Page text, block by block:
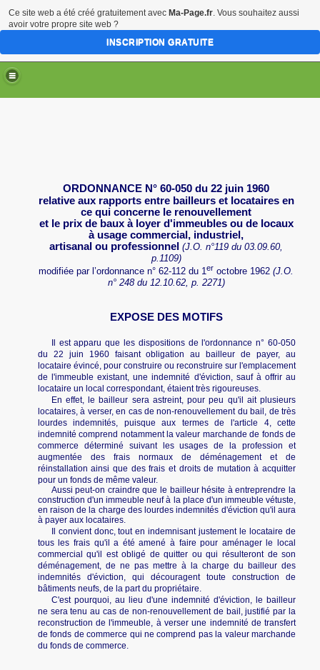
ORDONNANCE N° 60‑050 du 22 juin 1960
relative aux rapports entre bailleurs et locataires en
ce qui concerne le renouvellement
et le prix de baux à loyer d'immeubles ou de locaux
à usage commercial, industriel,
artisanal ou professionnel(J.O. n°119 du 03.09.60,
p.1109)
modifiée par l’ordonnance n° 62-112 du 1er octobre 1962(J.O.
n° 248 du 12.10.62, p. 2271)
EXPOSE DES MOTIFS
Il est apparu que les dispositions de l'ordonnance n° 60-050
du 22 juin 1960 faisant obligation au bailleur de payer, au
locataire évincé, pour construire ou reconstruire sur l'emplacement
de l'immeuble existant, une indemnité d'éviction, sauf à offrir au
locataire un local correspondant, étaient très rigoureuses.
En effet, le bailleur sera astreint, pour peu qu'il ait plusieurs
locataires, à verser, en cas de non-renouvellement du bail, de très
lourdes indemnités, puisque aux termes de l'article 4, cette
indemnité comprend notamment la valeur marchande de fonds de
commerce déterminé suivant les usages de la profession et
augmentée des frais normaux de déménagement et de
réinstallation ainsi que des frais et droits de mutation à acquitter
pour un fonds de même valeur.
Aussi peut-on craindre que le bailleur hésite à entreprendre la
construction d'un immeuble neuf à la place d'un immeuble vétuste,
en raison de la charge des lourdes indemnités d'éviction qu'il aura
à payer aux locataires.
Il convient donc, tout en indemnisant justement le locataire de
tous les frais qu'il a été amené à faire pour aménager le local
commercial qu'il est obligé de quitter ou qui résulteront de son
déménagement, de ne pas mettre à la charge du bailleur des
indemnités d'éviction, qui découragent toute construction de
bâtiments neufs, de la part du propriétaire.
C'est pourquoi, au lieu d'une indemnité d'éviction, le bailleur
ne sera tenu au cas de non-renouvellement de bail, justifié par la
reconstruction de l'immeuble, à verser une indemnité de transfert
de fonds de commerce qui ne comprend pas la valeur marchande
du fonds de commerce.
Ce site web a été créé gratuitement avec Ma-Page.fr. Vous souhaitez aussi
avoir votre propre site web ?
INSCRIPTION GRATUITE